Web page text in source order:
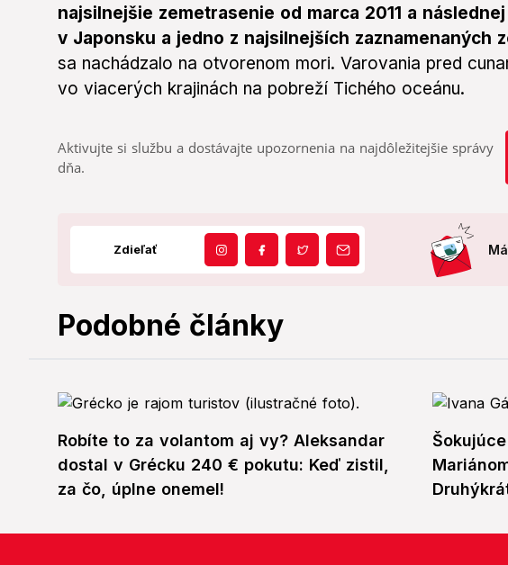
najsilnejšie zemetrasenie od marca 2011 a
v Japonsku a jedno z najsilnejších zaznamenaných
sa nachádzalo na otvorenom mori. Varovania pred
vo viacerých krajinách na pobreží Tichého oceánu.
Aktivujte si službu a dostávajte upozornenia na najdôležitejšie správy
dňa.
Zdieľať
Podobné články
Robíte to za volantom aj vy? Aleksandar
dostal v Grécku 240 € pokutu: Keď zistil,
za čo, úplne onemel!